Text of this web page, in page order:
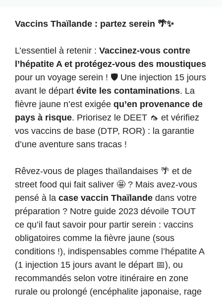
Vaccins Thaïlande : partez serein 🌴✨
L’essentiel à retenir : Vaccinez-vous contre
l’hépatite A et protégez-vous des moustiques
pour un voyage serein ! 🛡️ Une injection 15 jours
avant le départ évite les contaminations. La
fièvre jaune n’est exigée qu’en provenance de
pays à risque. Priorisez le DEET 🦟 et vérifiez
vos vaccins de base (DTP, ROR) : la garantie
d’une aventure sans tracas !
Rêvez-vous de plages thaïlandaises 🌴 et de
street food qui fait saliver 🤩 ? Mais avez-vous
pensé à la case vaccin Thaïlande dans votre
préparation ? Notre guide 2023 dévoile TOUT
ce qu’il faut savoir pour partir serein : vaccins
obligatoires comme la fièvre jaune (sous
conditions !), indispensables comme l’hépatite A
(1 injection 15 jours avant le départ 📅), ou
recommandés selon votre itinéraire en zone
rurale ou prolongé (encéphalite japonaise, rage